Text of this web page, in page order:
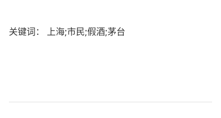
关键词： 上海;市民;假酒;茅台